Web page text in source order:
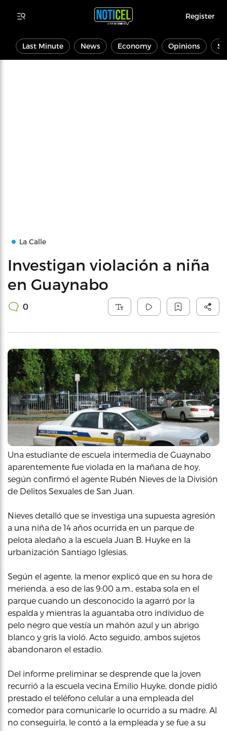
Register
Last Minute News Economy Opinions
La Calle
Investigan violación a niña
en Guaynabo
0
Una estudiante de escuela intermedia de Guaynabo
aparentemente fue violada en la mañana de hoy,
según confirmó el agente Rubén Nieves de la División
de Delitos Sexuales de San Juan.
Nieves detalló que se investiga una supuesta agresión
a una niña de 14 años ocurrida en un parque de
pelota aledaño a la escuela Juan B. Huyke en la
urbanización Santiago Iglesias.
Según el agente, la menor explicó que en su hora de
merienda, a eso de las 9:00 a.m., estaba sola en el
parque cuando un desconocido la agarró por la
espalda y mientras la aguantaba otro individuo de
pelo negro que vestía un mahón azul y un abrigo
blanco y gris la violó. Acto seguido, ambos sujetos
abandonaron el estadio.
Del informe preliminar se desprende que la joven
recurrió a la escuela vecina Emilio Huyke, donde pidió
prestado el teléfono celular a una empleada del
comedor para comunicarle lo ocurrido a su madre. Al
no conseguirla, le contó a la empleada y se fue a su